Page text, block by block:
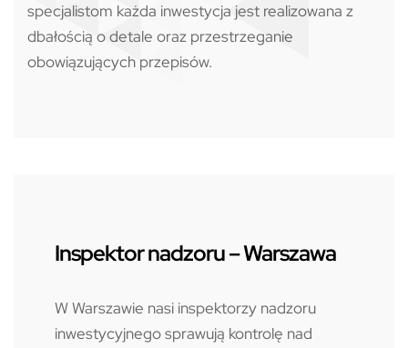
specjalistom każda inwestycja jest realizowana z
dbałością o detale oraz przestrzeganie
obowiązujących przepisów.
Inspektor nadzoru – Warszawa
W Warszawie nasi inspektorzy nadzoru
inwestycyjnego sprawują kontrolę nad